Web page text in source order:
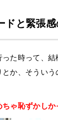
ドと緊張
った時って、結
か、そういう
ゃ恥ずかしか